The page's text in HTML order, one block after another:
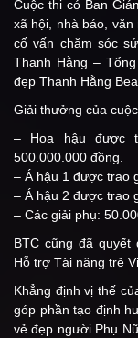
Cuộc thi có Ban
xã hội, nhà báo,
cố vấn chăm sóc
Thanh Hằng –
đẹp Thanh Hằng
Giải thưởng của
– Hoa hậu được
500.000.000 đồng.
– Á hậu 1 được trao
– Á hậu 2 được trao
– Các giải phụ:
BTC cũng đã quyết
Hỗ trợ Tài năng trẻ
Khẳng định vị thế
góp phần tạo định
vẻ đẹp người Phụ